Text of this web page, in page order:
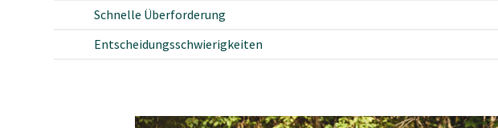
Schnelle Überforderung
Entscheidungsschwierigkeiten